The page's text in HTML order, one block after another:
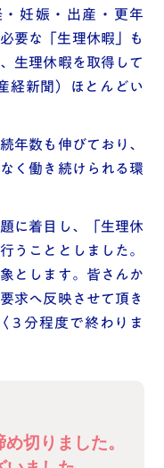
妊娠・出産・更年
要な「生理休暇」も
生理休暇を取得して
経新聞）ほとんどい
年数も伸びており、
く働き続けられる環
に着目し、「生理休
うこととしました。
とします。皆さんか
求へ反映させて頂き
３分程度で終わりま
切りました。